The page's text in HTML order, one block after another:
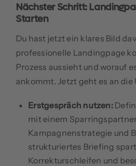
Nächster Schritt:
Starten
Du hast jetzt ein klares Bild
professionelle Landingpage
Prozess aussieht und worauf
ankommt. Jetzt geht es an die
Erstgespräch nutzen:
mit einem
Kampagnenstrategie und
strukturiertes Briefing
Korrekturschleifen und